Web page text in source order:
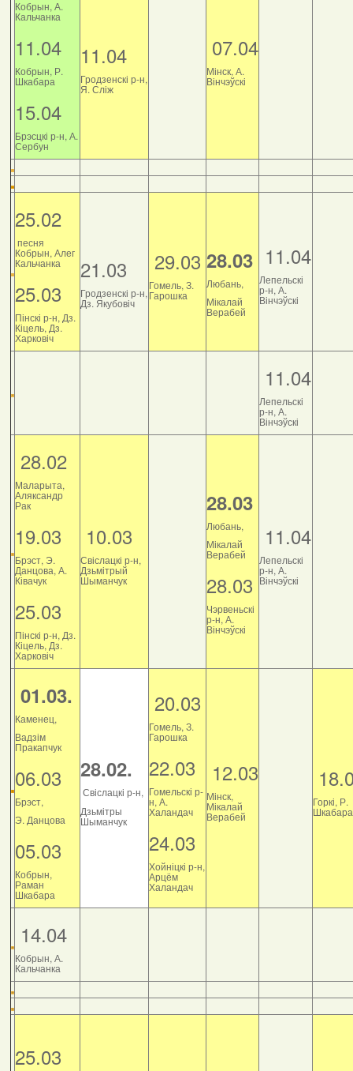
Кобрын, А.
Кальчанка
11.04
Кобрын, Р.
Шкабара
15.04
Брэсцкі р-н, А.
Сербун
11.04
Гродзенскі р-н,
Я. Сліж
07.04
Мінск, А.
Вінчэўскі
25.02
песня
Кобрын, Алег
Кальчанка
25.03
Пінскі р-н, Дз.
Кіцель, Дз.
Харковіч
21.03
Гродзенскі р-н,
Дз. Якубовіч
29.03
Гомель, З.
Гарошка
28.03
Любань,
Мікалай
Верабей
11.04
Лепельскі
р-н, А.
Вінчэўскі
11.04
Лепельскі
р-н, А.
Вінчэўскі
28.02
Маларыта,
Аляксандр
Рак
19.03
Брэст, Э.
Данцова, А.
Ківачук
25.03
Пінскі р-н, Дз.
Кіцель, Дз.
Харковіч
10.03
Свіслацкі р-н,
Дзьмітрый
Шыманчук
28.03
Любань,
Мікалай
Верабей
28.03
Чэрвеньскі
р-н, А.
Вінчэўскі
11.04
Лепельскі
р-н, А.
Вінчэўскі
01.03.
Каменец,
Вадзім
Пракапчук
06.03
Брэст,
Э. Данцова
05.03
Кобрын,
Раман
Шкабара
28.02.
Свіслацкі р-н,
Дзьмітры
Шыманчук
20.03
Гомель, З.
Гарошка
22.03
Гомельскі р-
н, А.
Халандач
24.03
Хойніцкі р-н,
Арцём
Халандач
12.03
Мінск,
Мікалай
Верабей
Горкі, Р.
Шкабара
14.04
Кобрын, А.
Кальчанка
25.03